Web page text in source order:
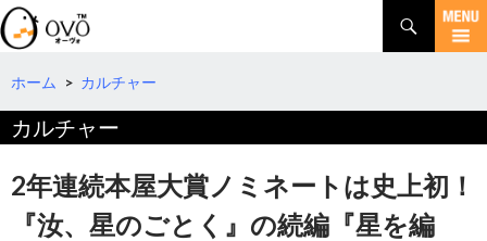
検
索
コ
テ
ツ
へ
動
ホーム > カルチャー
カルチャー
2年連続本屋大賞ノミネートは史上初！
『汝、星のごとく』の続編『星を編